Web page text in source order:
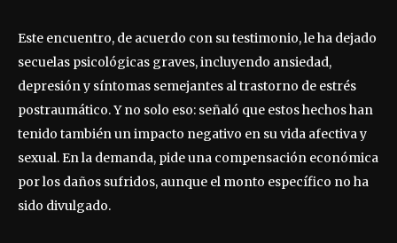
Este encuentro, de acuerdo con su testimonio, le ha dejado
secuelas psicológicas graves, incluyendo ansiedad,
depresión y síntomas semejantes al trastorno de estrés
postraumático. Y no solo eso: señaló que estos hechos han
tenido también un impacto negativo en su vida afectiva y
sexual. En la demanda, pide una compensación económica
por los daños sufridos, aunque el monto específico no ha
sido divulgado.